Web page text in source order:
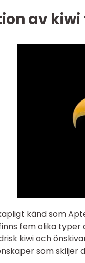
av
känd som
fem olika
kiwi och
som skiljer